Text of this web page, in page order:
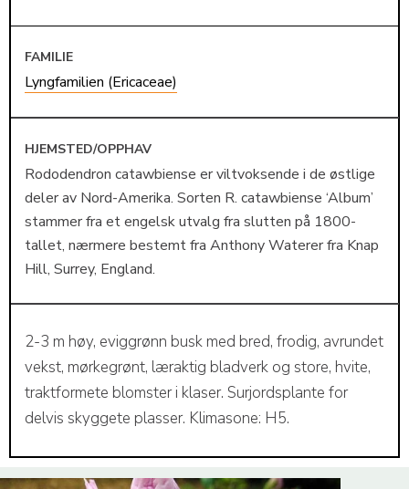
FAMILIE
Lyngfamilien (Ericaceae)
HJEMSTED/OPPHAV
Rododendron catawbiense er viltvoksende i de østlige
deler av Nord-Amerika. Sorten R. catawbiense ‘Album’
stammer fra et engelsk utvalg fra slutten på 1800-
tallet, nærmere bestemt fra Anthony Waterer fra Knap
Hill, Surrey, England.
2-3 m høy, eviggrønn busk med bred, frodig, avrundet
vekst, mørkegrønt, læraktig bladverk og store, hvite,
traktformete blomster i klaser. Surjordsplante for
delvis skyggete plasser. Klimasone: H5.